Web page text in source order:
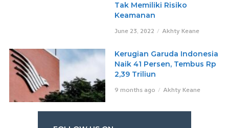
Tak Memiliki Risiko
Keamanan
June 23, 2022 Akhty Keane
Kerugian Garuda Indonesia
Naik 41 Persen, Tembus Rp
2,39 Triliun
9 months ago Akhty Keane